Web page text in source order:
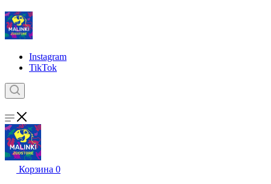
Instagram
TikTok
Корзина 0